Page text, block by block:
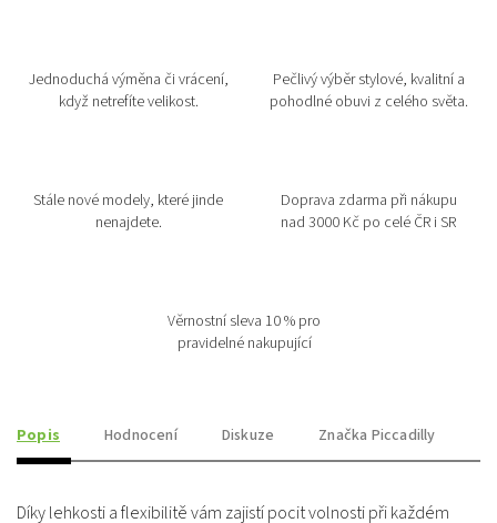
Jednoduchá výměna či vrácení,
když netrefíte velikost.
Pečlivý výběr stylové, kvalitní a
pohodlné obuvi z celého světa.
Stále nové modely, které jinde
nenajdete.
Doprava zdarma při nákupu
nad 3000 Kč po celé ČR i SR
Věrnostní sleva 10 % pro
pravidelné nakupující
Popis Hodnocení Diskuze Značka Piccadilly
Díky lehkosti a flexibilitě vám zajistí pocit volnosti při každém